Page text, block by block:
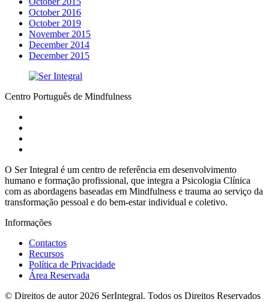
October 2016
October 2019
November 2015
December 2014
December 2015
Centro Português de Mindfulness
O Ser Integral é um centro de referência em desenvolvimento
humano e formação profissional, que integra a Psicologia Clínica
com as abordagens baseadas em Mindfulness e trauma ao serviço da
transformação pessoal e do bem-estar individual e coletivo.
Informações
Contactos
Recursos
Política de Privacidade
Área Reservada
© Direitos de autor 2026 SerIntegral. Todos os Direitos Reservados